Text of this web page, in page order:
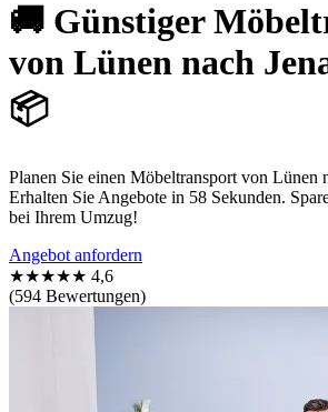
🚚 Günstiger
von Lünen nach
📦
Planen Sie einen Möbeltransport von Lünen
Erhalten Sie Angebote in 58 Sekunden.
bei Ihrem Umzug!
Angebot anfordern
★★★★★ 4,6
(594 Bewertungen)